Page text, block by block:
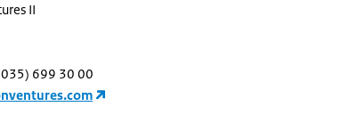
II
699 30 00